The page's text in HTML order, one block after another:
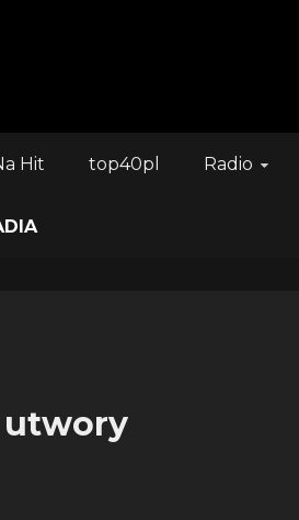
Hit top40pl Radio
utwory